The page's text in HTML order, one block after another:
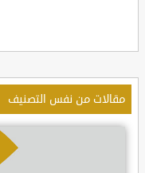
مقالات من نفس التصنيف